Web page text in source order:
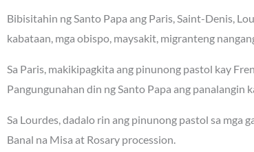
Bibisitahin ng Santo Papa ang Paris, Saint-Denis,
kabataan, mga obispo, maysakit, migranteng
Sa Paris, makikipagkita ang pinunong pastol kay
Pangungunahan din ng Santo Papa ang panalangin
Sa Lourdes, dadalo rin ang pinunong pastol sa mga
Banal na Misa at Rosary procession.